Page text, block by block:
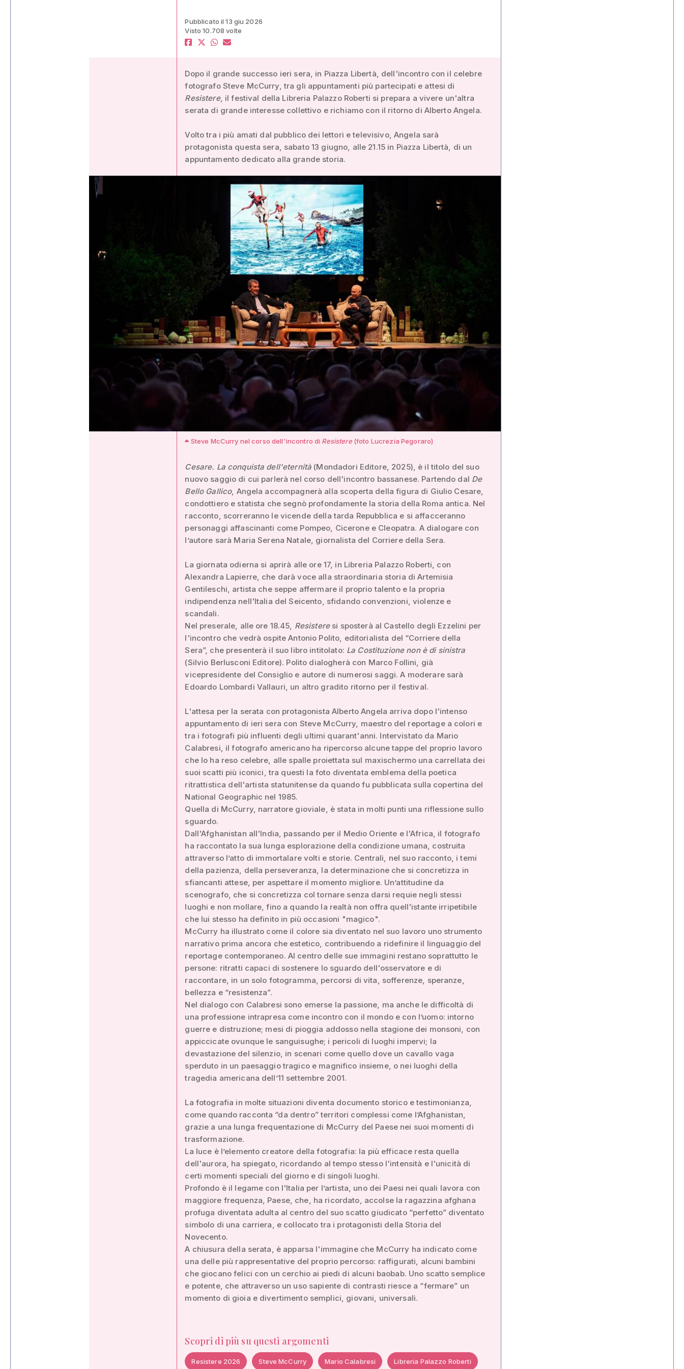
Pubblicato il 13 giu 2026
Visto 10.708 volte
Dopo il grande successo ieri sera, in Piazza Libertà, dell'incontro con il celebre
fotografo Steve McCurry, tra gli appuntamenti più partecipati e attesi di
Resistere, il festival della Libreria Palazzo Roberti si prepara a vivere un'altra
serata di grande interesse collettivo e richiamo con il ritorno di Alberto Angela.
Volto tra i più amati dal pubblico dei lettori e televisivo, Angela sarà
protagonista questa sera, sabato 13 giugno, alle 21.15 in Piazza Libertà, di un
appuntamento dedicato alla grande storia.
Steve McCurry nel corso dell'incontro di Resistere(foto Lucrezia Pegoraro)
Cesare. La conquista dell'eternità (Mondadori Editore, 2025), è il titolo del suo
nuovo saggio di cui parlerà nel corso dell'incontro bassanese. Partendo dal De
Bello Gallico, Angela accompagnerà alla scoperta della figura di Giulio Cesare,
condottiero e statista che segnò profondamente la storia della Roma antica. Nel
racconto, scorreranno le vicende della tarda Repubblica e si affacceranno
personaggi affascinanti come Pompeo, Cicerone e Cleopatra. A dialogare con
l’autore sarà Maria Serena Natale, giornalista del Corriere della Sera.
La giornata odierna si aprirà alle ore 17, in Libreria Palazzo Roberti, con
Alexandra Lapierre, che darà voce alla straordinaria storia di Artemisia
Gentileschi, artista che seppe affermare il proprio talento e la propria
indipendenza nell'Italia del Seicento, sfidando convenzioni, violenze e
scandali.
Nel preserale, alle ore 18.45, Resisteresi sposterà al Castello degli Ezzelini per
l'incontro che vedrà ospite Antonio Polito, editorialista del “Corriere della
Sera”, che presenterà il suo libro intitolato: La Costituzione non è di sinistra
(Silvio Berlusconi Editore). Polito dialogherà con Marco Follini, già
vicepresidente del Consiglio e autore di numerosi saggi. A moderare sarà
Edoardo Lombardi Vallauri, un altro gradito ritorno per il festival.
L'attesa per la serata con protagonista Alberto Angela arriva dopo l'intenso
appuntamento di ieri sera con Steve McCurry, maestro del reportage a colori e
tra i fotografi più influenti degli ultimi quarant'anni. Intervistato da Mario
Calabresi, il fotografo americano ha ripercorso alcune tappe del proprio lavoro
che lo ha reso celebre, alle spalle proiettata sul maxischermo una carrellata dei
suoi scatti più iconici, tra questi la foto diventata emblema della poetica
ritrattistica dell'artista statunitense da quando fu pubblicata sulla copertina del
National Geographic nel 1985.
Quella di McCurry, narratore gioviale, è stata in molti punti una riflessione sullo
sguardo.
Dall'Afghanistan all'India, passando per il Medio Oriente e l'Africa, il fotografo
ha raccontato la sua lunga esplorazione della condizione umana, costruita
attraverso l’atto di immortalare volti e storie. Centrali, nel suo racconto, i temi
della pazienza, della perseveranza, la determinazione che si concretizza in
sfiancanti attese, per aspettare il momento migliore. Un’attitudine da
scenografo, che si concretizza col tornare senza darsi requie negli stessi
luoghi e non mollare, fino a quando la realtà non offra quell'istante irripetibile
che lui stesso ha definito in più occasioni "magico".
McCurry ha illustrato come il colore sia diventato nel suo lavoro uno strumento
narrativo prima ancora che estetico, contribuendo a ridefinire il linguaggio del
reportage contemporaneo. Al centro delle sue immagini restano soprattutto le
persone: ritratti capaci di sostenere lo sguardo dell'osservatore e di
raccontare, in un solo fotogramma, percorsi di vita, sofferenze, speranze,
bellezza e “resistenza”.
Nel dialogo con Calabresi sono emerse la passione, ma anche le difficoltà di
una professione intrapresa come incontro con il mondo e con l’uomo: intorno
guerre e distruzione; mesi di pioggia addosso nella stagione dei monsoni, con
appiccicate ovunque le sanguisughe; i pericoli di luoghi impervi; la
devastazione del silenzio, in scenari come quello dove un cavallo vaga
sperduto in un paesaggio tragico e magnifico insieme, o nei luoghi della
tragedia americana dell’11 settembre 2001.
La fotografia in molte situazioni diventa documento storico e testimonianza,
come quando racconta “da dentro” territori complessi come l’Afghanistan,
grazie a una lunga frequentazione di McCurry del Paese nei suoi momenti di
trasformazione.
La luce è l’elemento creatore della fotografia: la più efficace resta quella
dell'aurora, ha spiegato, ricordando al tempo stesso l'intensità e l'unicità di
certi momenti speciali del giorno e di singoli luoghi.
Profondo è il legame con l'Italia per l’artista, uno dei Paesi nei quali lavora con
maggiore frequenza, Paese, che, ha ricordato, accolse la ragazzina afghana
profuga diventata adulta al centro del suo scatto giudicato “perfetto” diventato
simbolo di una carriera, e collocato tra i protagonisti della Storia del
Novecento.
A chiusura della serata, è apparsa l'immagine che McCurry ha indicato come
una delle più rappresentative del proprio percorso: raffigurati, alcuni bambini
che giocano felici con un cerchio ai piedi di alcuni baobab. Uno scatto semplice
e potente, che attraverso un uso sapiente di contrasti riesce a “fermare” un
momento di gioia e divertimento semplici, giovani, universali.
Scopri di più su questi argomenti
Resistere 2026 Steve McCurry Mario Calabresi Libreria Palazzo Roberti